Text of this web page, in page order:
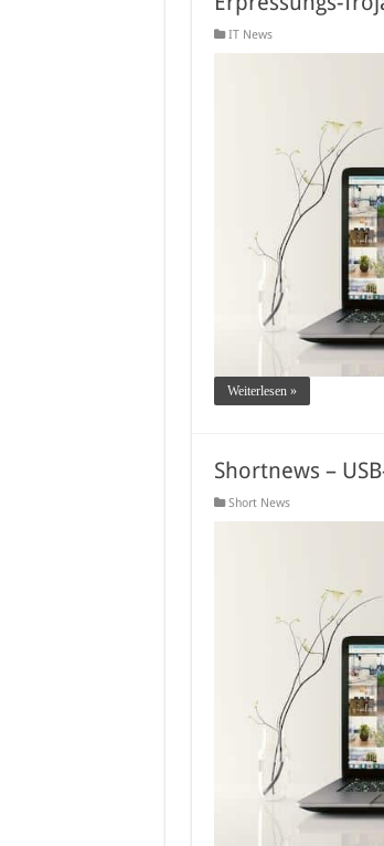
IT News
Weiterlesen »
Shortnews –
Short News